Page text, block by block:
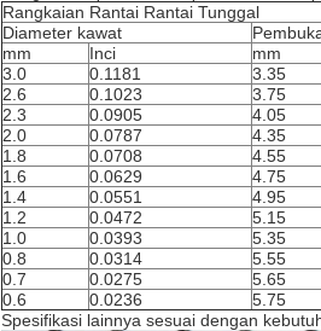
Rangkaian Rantai Rantai Tunggal
Diameter kawat
mm
Inci mm
3.0
0.1181 3.35
2.6
0.1023 3.75
2.3
0.0905 4.05
2.0
0.0787 4.35
1.8
0.0708 4.55
1.6
0.0629 4.75
1.4
0.0551 4.95
1.2
0.0472 5.15
1.0
0.0393 5.35
0.8
0.0314 5.55
0.7
0.0275 5.65
0.6
0.0236 5.75
Spesifikasi lainnya sesuai dengan